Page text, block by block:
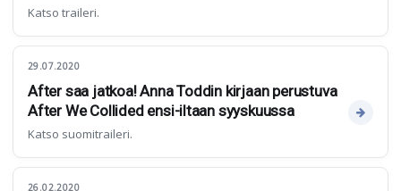
Katso traileri.
29.07.2020
After saa jatkoa! Anna Toddin kirjaan perustuva
After We Collided ensi-iltaan syyskuussa
Katso suomitraileri.
26.02.2020